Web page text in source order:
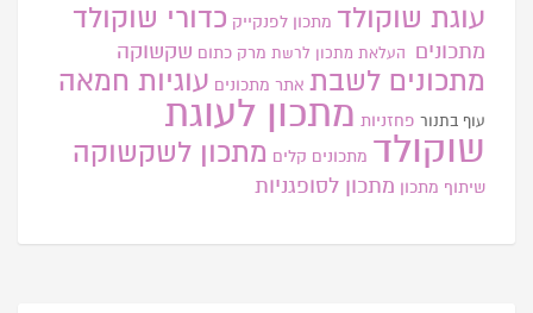
עוגת שוקולד מתכון לפנקייק כדורי שוקולד
מתכונים העלאת מתכון לרשת מרק כתום שקשוקה
מתכונים לשבת אתר מתכונים עוגיות חמאה
עוף בתנור פחזניות מתכון לעוגת
שוקולד מתכונים קלים מתכון לשקשוקה
שיתוף מתכון מתכון לסופגניות